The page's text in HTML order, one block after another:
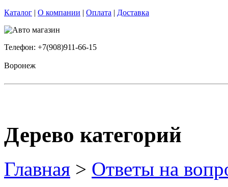
Каталог | О компании | Оплата | Доставка
Телефон: +7(908)911-66-15
Воронеж
Дерево категорий
Главная > Ответы на